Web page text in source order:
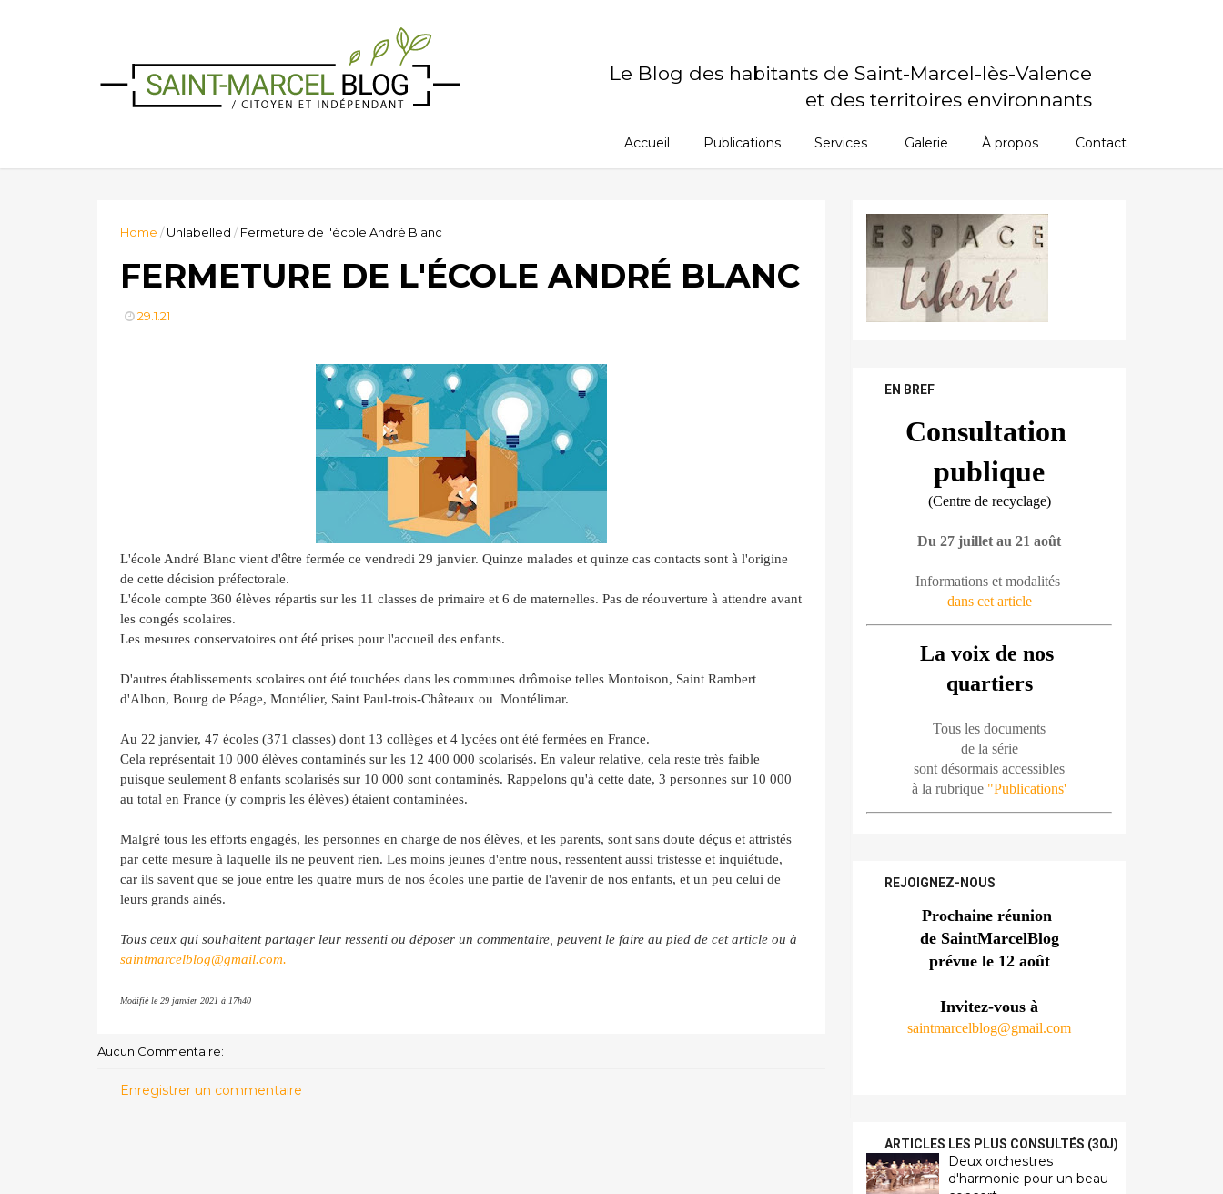
Le Blog des habitants de Saint-Marcel-lès-Valence
et des territoires environnants
Accueil Publications Services Galerie À propos Contact
Home /Unlabelled / Fermeture de l'école André Blanc
FERMETURE DE L'ÉCOLE ANDRÉ BLANC
29.1.21
L'école André Blanc vient d'être fermée ce vendredi 29 janvier. Quinze malades et quinze cas contacts sont à l'origine
de cette décision préfectorale.
L'école compte 360 élèves répartis sur les 11 classes de primaire et 6 de maternelles. Pas de réouverture à attendre avant
les congés scolaires.
Les mesures conservatoires ont été prises pour l'accueil des enfants.
D'autres établissements scolaires ont été touchées dans les communes drômoise telles Montoison, Saint Rambert
d'Albon, Bourg de Péage, Montélier, Saint Paul-trois-Châteaux ou Montélimar.
Au 22 janvier, 47 écoles (371 classes) dont 13 collèges et 4 lycées ont été fermées en France.
Cela représentait 10 000 élèves contaminés sur les 12 400 000 scolarisés. En valeur relative, cela reste très faible
puisque seulement 8 enfants scolarisés sur 10 000 sont contaminés. Rappelons qu'à cette date, 3 personnes sur 10 000
au total en France (y compris les élèves) étaient contaminées.
Malgré tous les efforts engagés, les personnes en charge de nos élèves, et les parents, sont sans doute déçus et attristés
par cette mesure à laquelle ils ne peuvent rien. Les moins jeunes d'entre nous, ressentent aussi tristesse et inquiétude,
car ils savent que se joue entre les quatre murs de nos écoles une partie de l'avenir de nos enfants, et un peu celui de
leurs grands ainés.
Tous ceux qui souhaitent partager leur ressenti ou déposer un commentaire, peuvent le faire au pied de cet article ou à
saintmarcelblog@gmail.com.
Modifié le 29 janvier 2021 à 17h40
Aucun Commentaire:
Enregistrer un commentaire
EN BREF
Consultation
publique
(Centre de recyclage)
Du 27 juillet au 21 août
Informations et modalités
dans cet article
La voix de nos
quartiers
Tous les documents
de la série
sont désormais accessibles
à la rubrique "Publications'
REJOIGNEZ-NOUS
Prochaine réunion
de SaintMarcelBlog
prévue le 12 août
Invitez-vous à
saintmarcelblog@gmail.com
ARTICLES LES PLUS CONSULTÉS (30J)
Deux orchestres
d'harmonie pour un beau